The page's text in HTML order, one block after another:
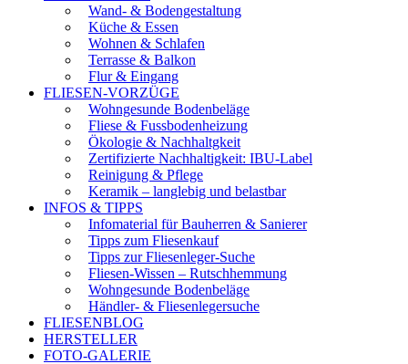
Wand- & Bodengestaltung
Küche & Essen
Wohnen & Schlafen
Terrasse & Balkon
Flur & Eingang
FLIESEN-VORZÜGE
Wohngesunde Bodenbeläge
Fliese & Fussbodenheizung
Ökologie & Nachhaltgkeit
Zertifizierte Nachhaltigkeit: IBU-Label
Reinigung & Pflege
Keramik – langlebig und belastbar
INFOS & TIPPS
Infomaterial für Bauherren & Sanierer
Tipps zum Fliesenkauf
Tipps zur Fliesenleger-Suche
Fliesen-Wissen – Rutschhemmung
Wohngesunde Bodenbeläge
Händler- & Fliesenlegersuche
FLIESENBLOG
HERSTELLER
FOTO-GALERIE